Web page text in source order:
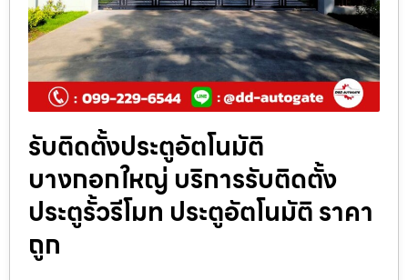
รับติดตั้งประตูอัตโนมัติ
บางกอกใหญ่ บริการรับติดตั้ง
ประตูรั้วรีโมท ประตูอัตโนมัติ ราคา
ถูก